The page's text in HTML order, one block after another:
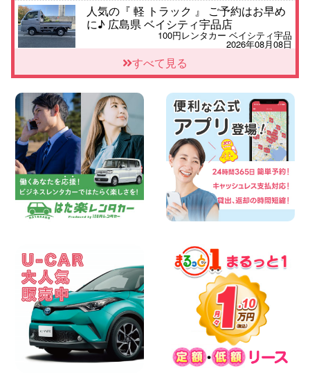
人気の『 軽 トラック 』 ご予約はお早め
に♪ 広島県 ベイシティ宇品店
100円レンタカー ベイシティ宇品
2026年08月08日
★WRX 作業紹介★ 三重県 四日市インタ
ー店
2026年08月08日
横浜弥生台店限定!!夏季特別キャンペーン
のお知らせ!! 神奈川県 横浜弥生台店
100円レンタカー 横浜弥生台
2026年08月08日
2026三河安城店お盆休みご連絡 愛知県
三河安城店
100円レンタカー 三河安城
2026年08月08日
☆ お盆特別乗り放題プラン ☆ 埼玉県 杉
佐渡でのドライブは安全第一!交通事故に
ご注意ください 新潟県 佐渡空港店
100円レンタカー 佐渡空港
2026年08月07日
楽しい佐渡旅行を守るために!安全運転の
お願い 新潟県 両津店
100円レンタカー 両津
2026年08月07日
すべて見る